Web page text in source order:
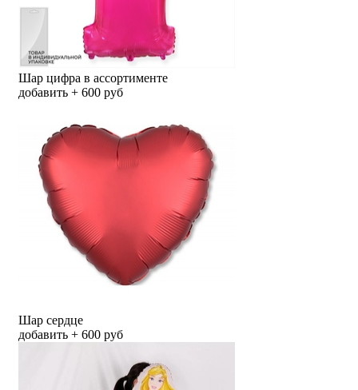
Шар цифра в ассортименте
добавить + 600 руб
Шар сердце
добавить + 600 руб